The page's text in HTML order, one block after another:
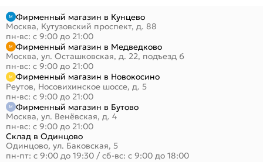
Фирменный магазин в Кунцево
Москва, Кутузовский проспект, д. 88
пн-вс: с 9:00 до 21:00
Фирменный магазин в Медведково
Москва, ул. Осташковская, д. 22, подъезд 6
пн-вс: с 9:00 до 21:00
Фирменный магазин в Новокосино
Реутов, Носовихинское шоссе, д. 5
пн-вс: с 9:00 до 21:00
Фирменный магазин в Бутово
Москва, ул. Венёвская, д. 4
пн-вс: с 9:00 до 21:00
Склад в Одинцово
Одинцово, ул. Баковская, 5
пн-пт: с 9:00 до 19:30 / сб-вс: с 9:00 до 18:00